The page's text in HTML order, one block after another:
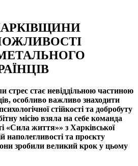
стрес стає невіддільною частиною
особливо важливо знаходити
стійкості та добробуту
місію взяла на себе команда
«Сила життя»» з Харківської
наполегливості та проєкту
зробили великий крок у цьому